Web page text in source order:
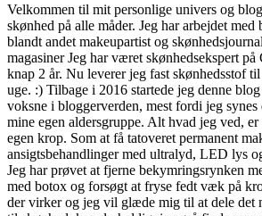
Velkommen til mit personlige univers og
skønhed på alle måder. Jeg har arbejdet med
blandt andet makeupartist og
magasiner Jeg har været skønhedsekspert
knap 2 år. Nu leverer jeg fast skønhedsstof
uge. :) Tilbage i 2016 startede jeg denne
voksne i bloggerverden, mest fordi jeg
mine egen aldersgruppe. Alt hvad jeg ved,
egen krop. Som at få tatoveret permanent
ansigtsbehandlinger med ultralyd, LED lys
Jeg har prøvet at fjerne bekymringsrynken
med botox og forsøgt at fryse fedt væk på
der virker og jeg vil glæde mig til at dele det